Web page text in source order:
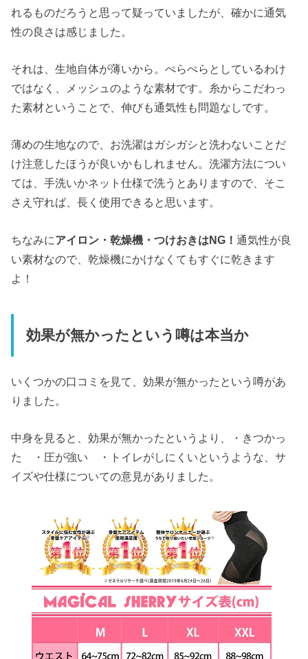
れるものだろうと思って疑っていましたが、確かに通気
性の良さは感じました。
それは、生地自体が薄いから。ぺらぺらとしているわけ
ではなく、メッシュのような素材です。糸からこだわっ
た素材ということで、伸びも通気性も問題なしです。
薄めの生地なので、お洗濯はガシガシと洗わないことだ
け注意したほうが良いかもしれません。洗濯方法につい
ては、手洗いかネット仕様で洗うとありますので、そこ
さえ守れば、長く使用できると思います。
ちなみにアイロン・乾燥機・つけおきはNG！通気性が良
い素材なので、乾燥機にかけなくてもすぐに乾きます
よ！
効果が無かったという噂は本当か
いくつかの口コミを見て、効果が無かったという噂があ
りました。
中身を見ると、効果が無かったというより、・きつかっ
た ・圧が強い ・トイレがしにくいというような、サ
イズや仕様についての意見がありました。